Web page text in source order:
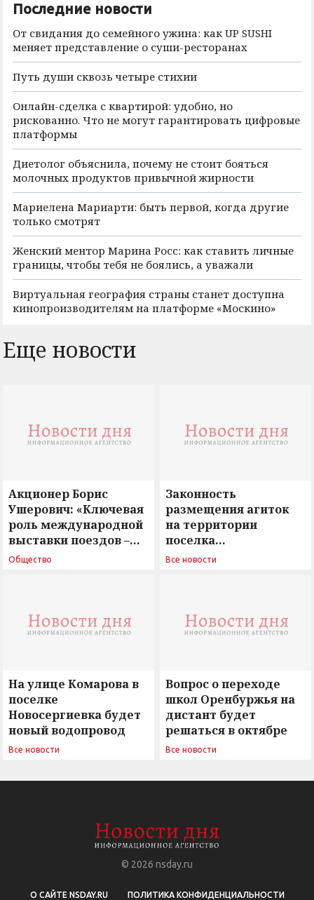
Последние новости
От свидания до семейного ужина: как UP SUSHI
меняет представление о суши-ресторанах
Путь души сквозь четыре стихии
Онлайн-сделка с квартирой: удобно, но
рискованно. Что не могут гарантировать цифровые
платформы
Диетолог объяснила, почему не стоит бояться
молочных продуктов привычной жирности
Мариелена Мариарти: быть первой, когда другие
только смотрят
Женский ментор Марина Росс: как ставить личные
границы, чтобы тебя не боялись, а уважали
Виртуальная география страны станет доступна
кинопроизводителям на платформе «Москино»
Еще новости
Акционер Борис
Ушерович: «Ключевая
роль международной
выставки поездов –
поиск ответов на
Общество
Законность
размещения агиток
на территории
поселка
Новосергиевка
Все новости
На улице Комарова в
поселке
Новосергиевка будет
новый водопровод
Все новости
Вопрос о переходе
школ Оренбуржья на
дистант будет
решаться в октябре
Все новости
© 2026 nsday.ru
О САЙТЕ NSDAY.RU ПОЛИТИКА КОНФИДЕНЦИАЛЬНОСТИ